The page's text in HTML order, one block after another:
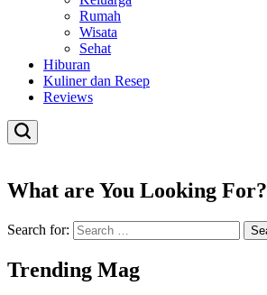
Rumah
Wisata
Sehat
Hiburan
Kuliner dan Resep
Reviews
What are You Looking For?
Search for:
Trending Mag